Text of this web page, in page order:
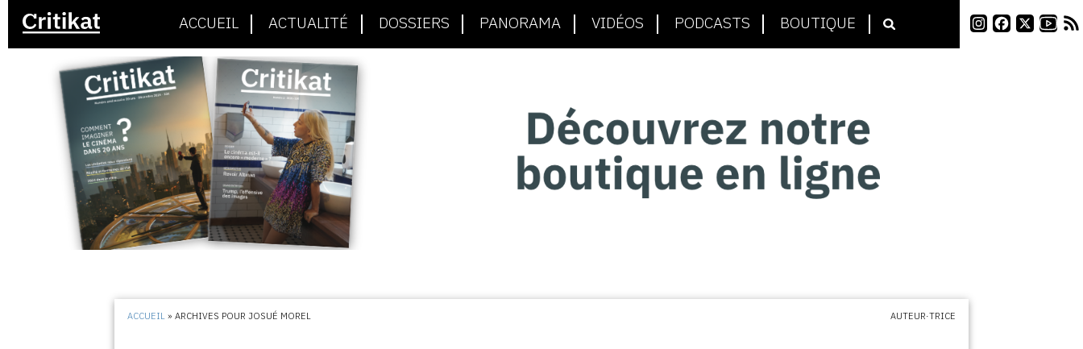
ACCUEIL ACTUALITÉ DOSSIERS PANORAMA VIDÉOS PODCASTS BOUTIQUE
ACCUEIL »ARCHIVES POUR JOSUÉ MOREL AUTEUR·TRICE